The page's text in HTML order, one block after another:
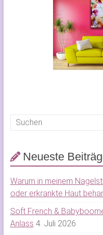
Neueste
Warum in meinem
oder erkrankte Haut
Soft French &
Anlass 4. Juli 2026